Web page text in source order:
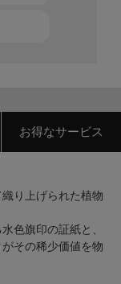
お得なサービス
り上げられた植物
色旗印の証紙と、
その稀少価値を物